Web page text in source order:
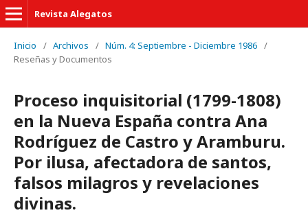
Revista Alegatos
Inicio / Archivos / Núm. 4: Septiembre - Diciembre 1986 /
Reseñas y Documentos
Proceso inquisitorial (1799-1808)
en la Nueva España contra Ana
Rodríguez de Castro y Aramburu.
Por ilusa, afectadora de santos,
falsos milagros y revelaciones
divinas.